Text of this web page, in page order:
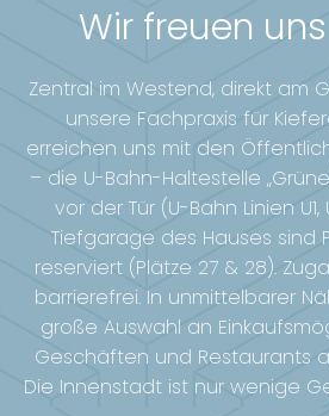
Wir freuen
Zentral im Westend, direkt am
unsere Fachpraxis für
erreichen uns mit den
– die U-Bahn-Haltestelle
vor der Tür (U-Bahn Linien U1,
Tiefgarage des Hauses sind
reserviert (Plätze 27 & 28).
barrierefrei. In unmittelbarer
große Auswahl an
Geschäften und Restaurants
Die Innenstadt ist nur wenige